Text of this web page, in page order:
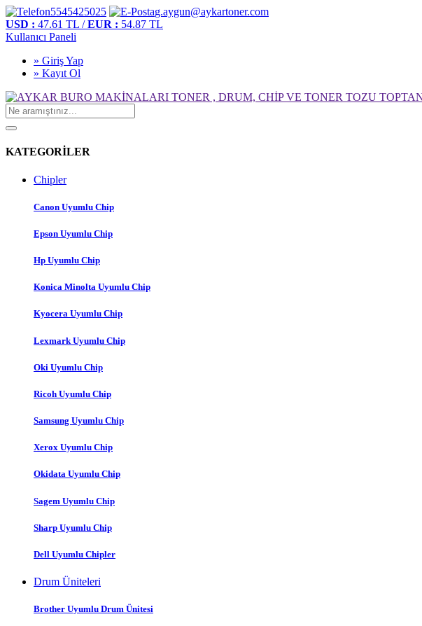
5545425025
g.aygun@aykartoner.com
USD : 47.61 TL /EUR : 54.87 TL
Kullanıcı Paneli
» Giriş Yap
» Kayıt Ol
KATEGORİLER
Chipler
Canon Uyumlu Chip
Epson Uyumlu Chip
Hp Uyumlu Chip
Konica Minolta Uyumlu Chip
Kyocera Uyumlu Chip
Lexmark Uyumlu Chip
Oki Uyumlu Chip
Ricoh Uyumlu Chip
Samsung Uyumlu Chip
Xerox Uyumlu Chip
Okidata Uyumlu Chip
Sagem Uyumlu Chip
Sharp Uyumlu Chip
Dell Uyumlu Chipler
Drum Üniteleri
Brother Uyumlu Drum Ünitesi